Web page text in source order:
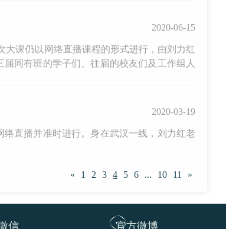
2020-06-15
大课仍以网络直播课程的形式进行，由刘力红
同有班的学子们、往届的校友们及工作组人
2020-03-19
直播并准时进行。身在武汉一线，刘力红老
« 1 2 3 4 5 6 ... 10 11 »
信 官方微博